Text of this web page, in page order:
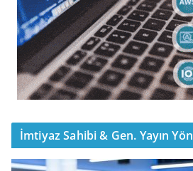
İmtiyaz Sahibi & Gen. Yayın